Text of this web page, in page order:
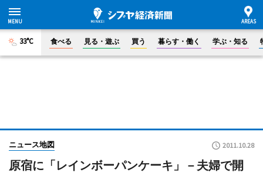
33°C 食べる 見る・遊ぶ 買う 暮らす・働く 学ぶ・知る
ニュース地図 2011.10.28
原宿に「レインボーパンケーキ」－夫婦で開